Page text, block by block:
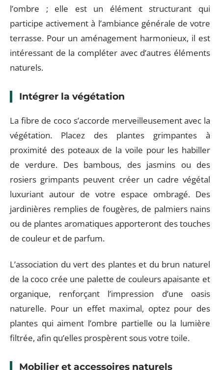
l’ombre ; elle est un élément structurant qui
participe activement à l’ambiance générale de votre
terrasse. Pour un aménagement harmonieux, il est
intéressant de la compléter avec d’autres éléments
naturels.
Intégrer la végétation
La fibre de coco s’accorde merveilleusement avec la
végétation. Placez des plantes grimpantes à
proximité des poteaux de la voile pour les habiller
de verdure. Des bambous, des jasmins ou des
rosiers grimpants peuvent créer un cadre végétal
luxuriant autour de votre espace ombragé. Des
jardinières remplies de fougères, de palmiers nains
ou de plantes aromatiques apporteront des touches
de couleur et de parfum.
L’association du vert des plantes et du brun naturel
de la coco crée une palette de couleurs apaisante et
organique, renforçant l’impression d’une oasis
naturelle. Pour un effet maximal, optez pour des
plantes qui aiment l’ombre partielle ou la lumière
filtrée, afin qu’elles prospèrent sous votre toile.
Mobilier et accessoires naturels